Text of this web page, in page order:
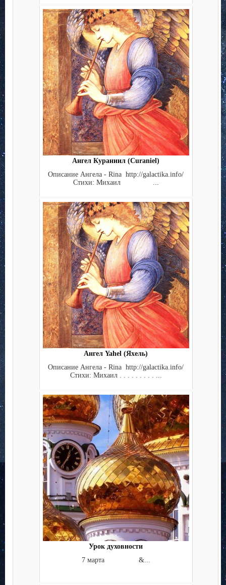
Ангел Кураниил (Curaniel)
Описание Ангела - Rina http://galactika.info/
Стихи: Михаил ...
Ангел Yahel (Яхель)
Описание Ангела - Rina http://galactika.info/
Стихи: Михаил . . . . . . . . . ...
Урок духовности
7 марта &...